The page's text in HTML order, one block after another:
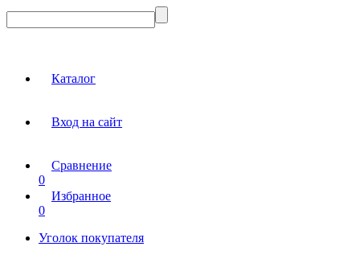
Каталог
Вход на сайт
Сравнение
0
Избранное
0
Уголок покупателя